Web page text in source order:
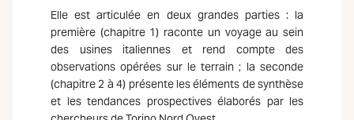
Elle est articulée en deux grandes parties : la
première (chapitre 1) raconte un voyage au sein
des usines italiennes et rend compte des
observations opérées sur le terrain ; la seconde
(chapitre 2 à 4) présente les éléments de synthèse
et les tendances prospectives élaborés par les